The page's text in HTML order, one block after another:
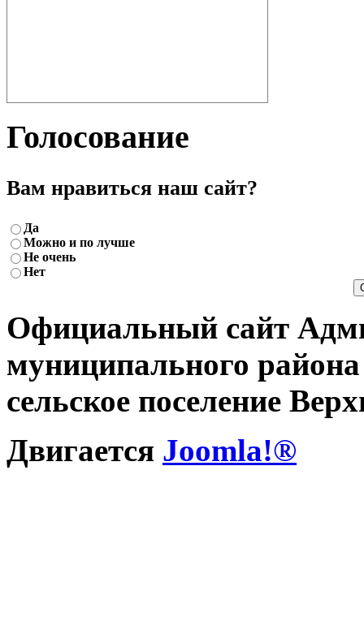
Голосование
Вам нравиться наш сайт?
Да
Можно и по лучше
Не очень
Нет
Официальный сайт
муниципального района
сельское поселение
Двигается Joomla!®